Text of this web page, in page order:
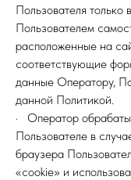
Пользователя только
Пользователем
расположенные на
соответствующие
данные Оператору,
данной Политикой.
· Оператор
Пользователе в
браузера
«cookie» и